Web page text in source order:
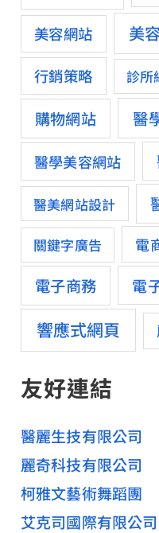
美容網站 美
行銷策略 診所
購物網站 醫
醫學美容網站
醫美網站設計
關鍵字廣告 電
電子商務 電
響應式網頁
友好連結
醫麗生技有限公司
麗奇科技有限公司
柯雅文藝術舞蹈團
艾克司國際有限公司